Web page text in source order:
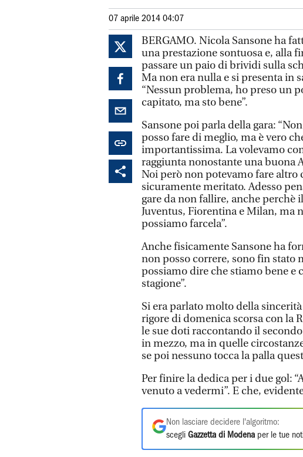
07 aprile 2014 04:07
BERGAMO. Nicola Sansone ha
una prestazione sontuosa e, alla
passare un paio di brividi sulla
Ma non era nulla e si presenta in
“Nessun problema, ho preso un
capitato, ma sto bene”.
Sansone poi parla della gara:
posso fare di meglio, ma è vero
importantissima. La volevamo
raggiunta nonostante una buona
Noi però non potevamo fare altro
sicuramente meritato. Adesso
gare da non fallire, anche perchè
Juventus, Fiorentina e Milan, ma
possiamo farcela”.
Anche fisicamente Sansone ha
non posso correre, sono fin stato
possiamo dire che stiamo bene e
stagione”.
Si era parlato molto della
rigore di domenica scorsa con la
le sue doti raccontando il
in mezzo, ma in quelle
se poi nessuno tocca la palla
Per finire la dedica per i due gol:
venuto a vedermi”. E che,
Non lasciare decidere l'algoritmo:
scegli Gazzetta di Modena per le tue